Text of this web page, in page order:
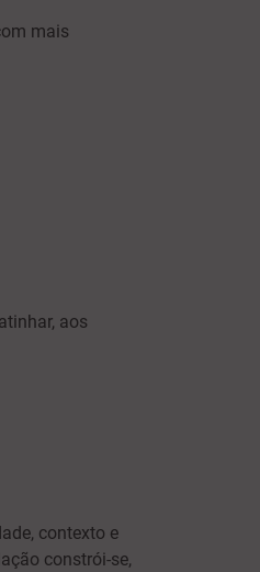
mais
aos
contexto e
constrói-se,